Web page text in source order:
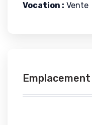
Vocation : Vente
Emplacement